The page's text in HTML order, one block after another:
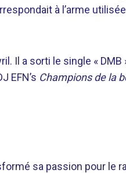
à l’arme
Il a sorti le single « DMB
EFN’s Champions de la
sa passion pour le